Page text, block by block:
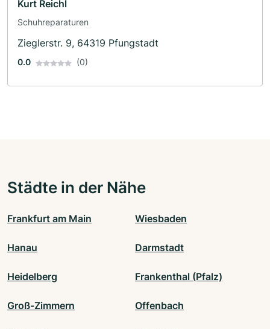
Kurt Reichl
Schuhreparaturen
Zieglerstr. 9, 64319 Pfungstadt
0.0 (0)
Städte in der Nähe
Frankfurt am Main Wiesbaden
Hanau Darmstadt
Heidelberg Frankenthal (Pfalz)
Groß-Zimmern Offenbach